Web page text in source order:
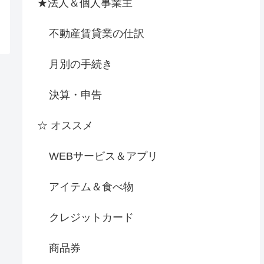
★法人＆個人事業主
不動産賃貸業の仕訳
月別の手続き
決算・申告
☆ オススメ
WEBサービス＆アプリ
アイテム＆食べ物
クレジットカード
商品券